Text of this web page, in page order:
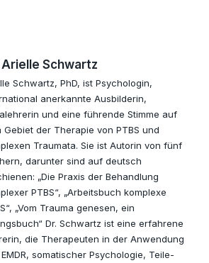
Arielle Schwartz
Schwartz, PhD, ist Psychologin,
anerkannte Ausbilderin,
und eine führende Stimme auf
Gebiet der Therapie von PTBS und
Traumata. Sie ist Autorin von fünf
darunter sind auf deutsch
„Die Praxis der Behandlung
PTBS“, „Arbeitsbuch komplexe
„Vom Trauma genesen, ein
Dr. Schwartz ist eine erfahrene
die Therapeuten in der Anwendung
somatischer Psychologie, Teile-